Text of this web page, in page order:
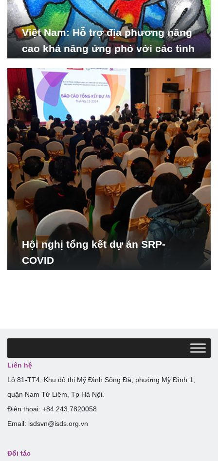
Việt Nam: Hỗ trợ địa phương nâng
cao khả năng ứng phó với các tình
Hội nghị tổng kết dự án SRP-
COVID
Liên hệ
Lô 81-TT4, Khu đô thị Mỹ Đình Sông Đà, phường Mỹ Đình 1,
quận Nam Từ Liêm, Tp Hà Nội.
Điện thoại: +84.243.7820058
Email: isdsvn@isds.org.vn
Đối tác